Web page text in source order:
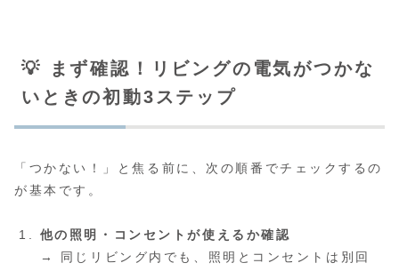
💡 まず確認！リビングの電気がつかな
いときの初動3ステップ
「つかない！」と焦る前に、次の順番でチェックするの
が基本です。
他の照明・コンセントが使えるか確認
→ 同じリビング内でも、照明とコンセントは別回